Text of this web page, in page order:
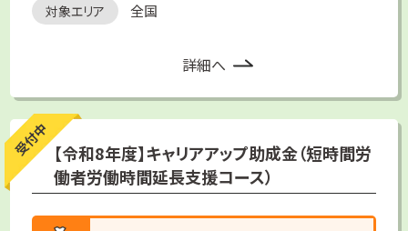
対象エリア 全国
詳細へ
受付中 【令和8年度】キャリアアップ助成金（短時間労
働者労働時間延長支援コース）